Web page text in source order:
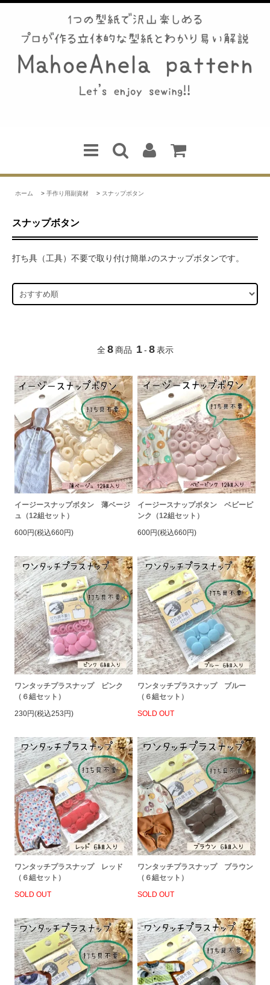
ホーム > 手作り用副資材 > スナップボタン
スナップボタン
打ち具（工具）不要で取り付け簡単♪のスナップボタンです。
全 8 商品 1 - 8 表示
イージースナップボタン 薄ベージ
ュ（12組セット）
600円(税込660円)
イージースナップボタン ベビーピ
ンク（12組セット）
600円(税込660円)
ワンタッチプラスナップ ピンク
（６組セット）
230円(税込253円)
ワンタッチプラスナップ ブルー
（６組セット）
SOLD OUT
ワンタッチプラスナップ レッド
（６組セット）
SOLD OUT
ワンタッチプラスナップ ブラウン
（６組セット）
SOLD OUT